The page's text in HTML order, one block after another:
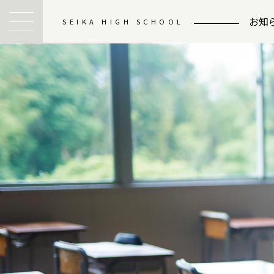
SEIKA HIGH SCHOOL お知